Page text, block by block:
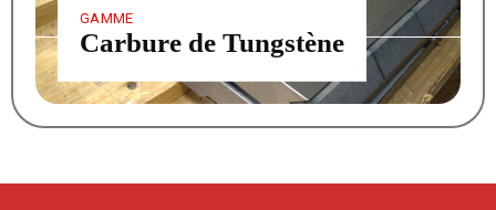
GAMME
Carbure de Tungstène